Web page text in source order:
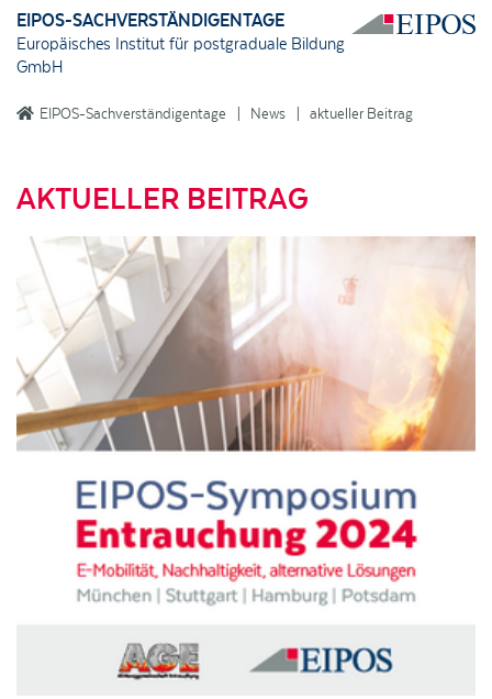
EIPOS-SACHVERSTÄNDIGENTAGE
Europäisches Institut für postgraduale Bildung
GmbH
EIPOS-Sachverständigentage News aktueller Beitrag
AKTUELLER BEITRAG